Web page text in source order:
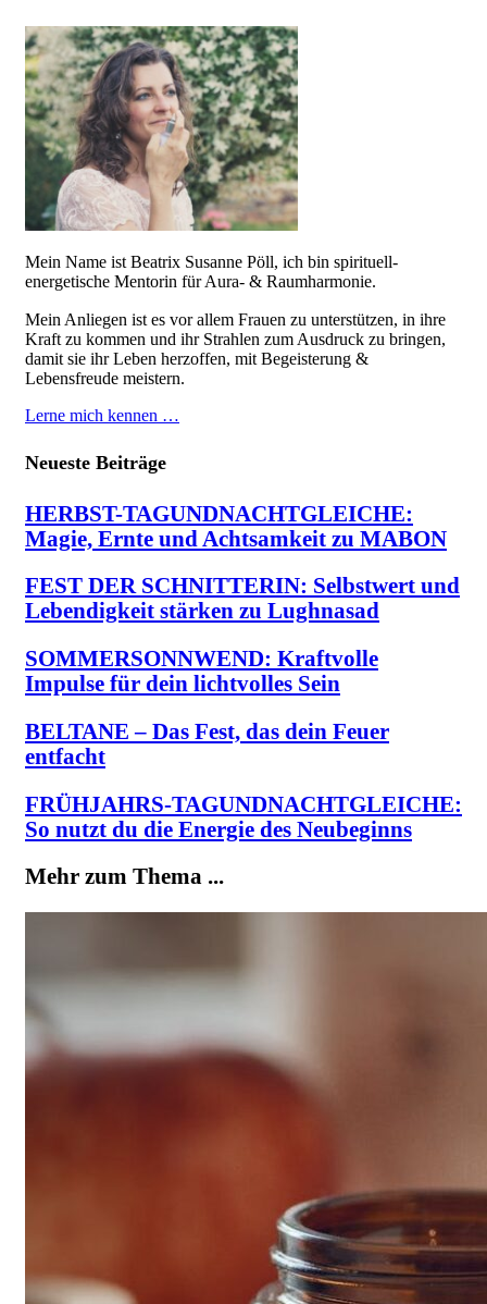
Mein Name ist Beatrix Susanne Pöll, ich bin spirituell-
energetische Mentorin für Aura- & Raumharmonie.
Mein Anliegen ist es vor allem Frauen zu unterstützen, in ihre
Kraft zu kommen und ihr Strahlen zum Ausdruck zu bringen,
damit sie ihr Leben herzoffen, mit Begeisterung &
Lebensfreude meistern.
Lerne mich kennen …
Neueste Beiträge
HERBST-TAGUNDNACHTGLEICHE:
Magie, Ernte und Achtsamkeit zu MABON
FEST DER SCHNITTERIN: Selbstwert und
Lebendigkeit stärken zu Lughnasad
SOMMERSONNWEND: Kraftvolle
Impulse für dein lichtvolles Sein
BELTANE – Das Fest, das dein Feuer
entfacht
FRÜHJAHRS-TAGUNDNACHTGLEICHE:
So nutzt du die Energie des Neubeginns
Mehr zum Thema ...